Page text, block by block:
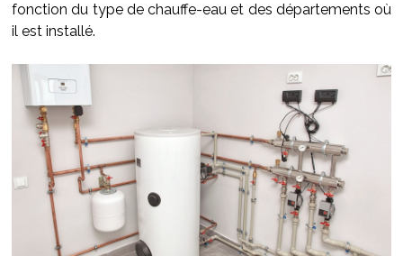
fonction du type de chauffe-eau et des départements où
il est installé.